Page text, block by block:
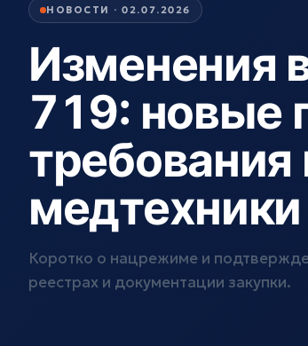
НОВОСТИ · 02.07.2026
Изменения
719: новые
медтехники
Коротко о нацрежиме и
реестрах и документации закупки.